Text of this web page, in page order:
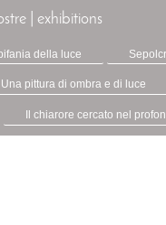
| exhibitions
della luce
Una pittura di ombra e di luce
Il chiarore cercato nel